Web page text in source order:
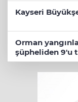
Kayseri
Orman
şüpheliden 9'u